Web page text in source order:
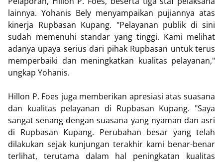
lainnya. Yohanis Bely menyampaikan pujiannya atas
kinerja Rupbasan Kupang. "Pelayanan publik di sini
sudah memenuhi standar yang tinggi. Kami melihat
adanya upaya serius dari pihak Rupbasan untuk terus
memperbaiki dan meningkatkan kualitas pelayanan,"
ungkap Yohanis.
Hillon P. Foes juga memberikan apresiasi atas suasana
dan kualitas pelayanan di Rupbasan Kupang. "Saya
sangat senang dengan suasana yang nyaman dan asri
di Rupbasan Kupang. Perubahan besar yang telah
dilakukan sejak kunjungan terakhir kami benar-benar
terlihat, terutama dalam hal peningkatan kualitas